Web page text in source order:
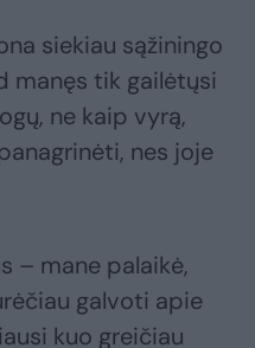
siekiau sąžiningo
manęs tik gailėtųsi
ne kaip vyrą,
nes joje
– mane palaikė,
galvoti apie
kuo greičiau